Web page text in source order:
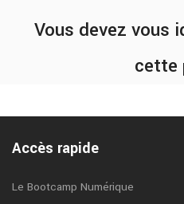
Vous devez vous
cette
Accès rapide
Le Bootcamp Numérique